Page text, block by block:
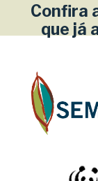
Confira
que já